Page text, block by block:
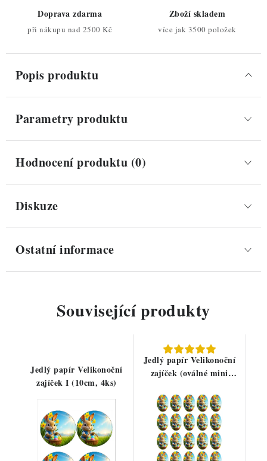
Doprava zdarma
při nákupu nad 2500 Kč
Zboží skladem
více jak 3500 položek
Popis produktu
Parametry produktu
Hodnocení produktu (0)
Diskuze
Ostatní informace
Související produkty
Jedlý papír Velikonoční
zajíček I (10cm, 4ks)
Jedlý papír Velikonoční
zajíček (oválné mini